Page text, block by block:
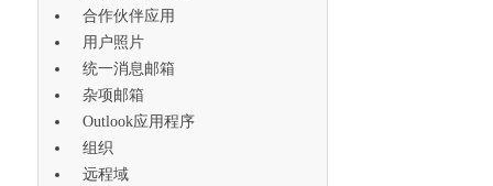
合作伙伴应用
用户照片
统一消息邮箱
杂项邮箱
Outlook应用程序
组织
远程域